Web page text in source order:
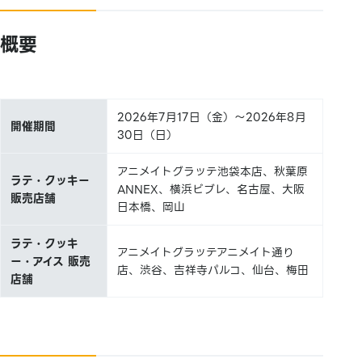
概要
開催期間
2026年7月17日（金）～2026年8月
30日（日）
ラテ・クッキー
販売店舗
アニメイトグラッテ池袋本店、秋葉原
ANNEX、横浜ビブレ、名古屋、大阪
日本橋、岡山
ラテ・クッキ
ー・アイス 販売
店舗
アニメイトグラッテアニメイト通り
店、渋谷、吉祥寺パルコ、仙台、梅田